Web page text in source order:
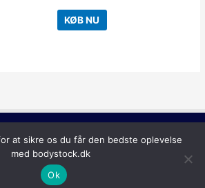
KØB NU
© 2026 Bodystock
at sikre os du får den bedste oplevelse
med bodystock.dk
Ok